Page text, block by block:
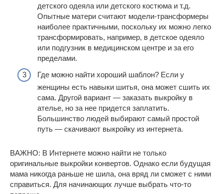
детского одеяла или детского костюма и т.д.
Опытные матери считают модели-трансформеры
наиболее практичными, поскольку их можно легко
трансформировать, например, в детское одеяло
или подгузник в медицинском центре и за его
пределами.
Где можно найти хороший шаблон? Если у
женщины есть навыки шитья, она может сшить их
сама. Другой вариант — заказать выкройку в
ателье, но за нее придется заплатить.
Большинство людей выбирают самый простой
путь — скачивают выкройку из интернета.
ВАЖНО: В Интернете можно найти не только
оригинальные выкройки конвертов. Однако если будущая
мама никогда раньше не шила, она вряд ли сможет с ними
справиться. Для начинающих лучше выбрать что-то